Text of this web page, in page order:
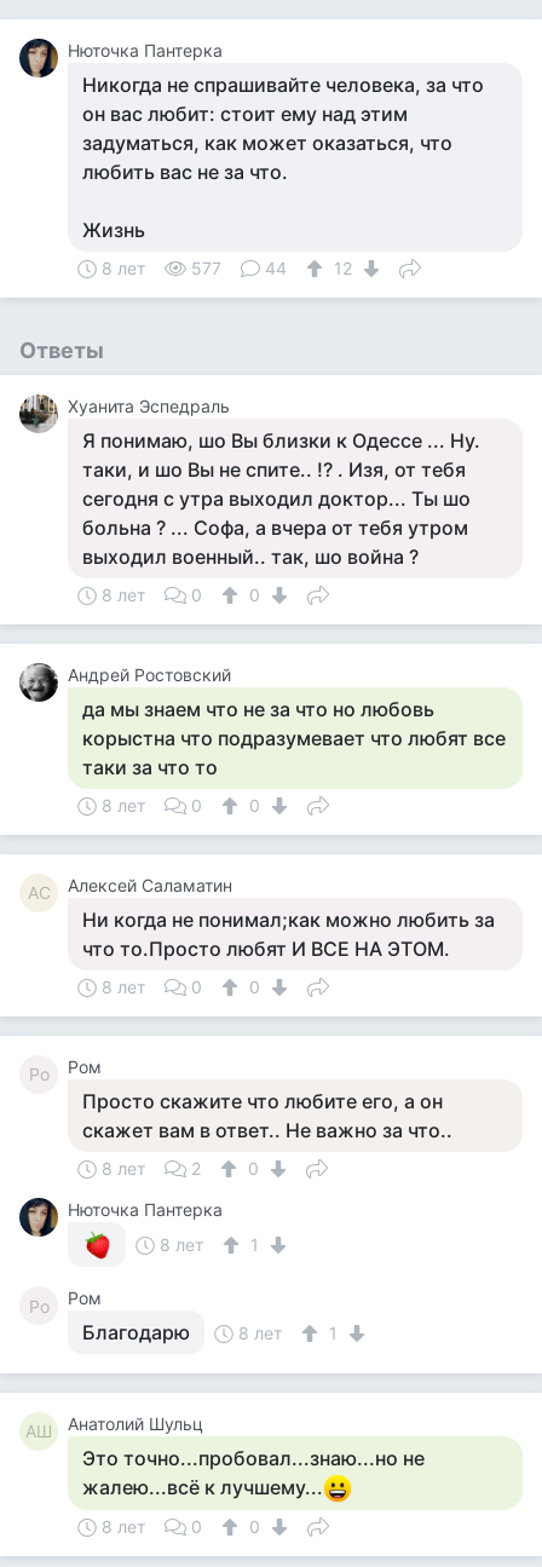
Нюточка Пантерка
Никогда не спрашивайте человека, за что
он вас любит: стоит ему над этим
задуматься, как может оказаться, что
любить вас не за что.
Жизнь
8 лет 577 44 12
Ответы
Хуанита Эспедраль
Я понимаю, шо Вы близки к Одессе ... Ну.
таки, и шо Вы не спите.. !? . Изя, от тебя
сегодня с утра выходил доктор... Ты шо
больна ? ... Софа, а вчера от тебя утром
выходил военный.. так, шо война ?
8 лет 0 0
Андрей Ростовский
да мы знаем что не за что но любовь
корыстна что подразумевает что любят все
таки за что то
8 лет 0 0
АС Алексей Саламатин
Ни когда не понимал;как можно любить за
что то.Просто любят И ВСЕ НА ЭТОМ.
8 лет 0 0
Ро Ром
Просто скажите что любите его, а он
скажет вам в ответ.. Не важно за что..
8 лет 2
0
Нюточка Пантерка
8 лет
1
Ро Ром
Благодарю 8 лет 1
АШ Анатолий Шульц
Это точно...пробовал...знаю...но не
жалею...всё к лучшему...
8 лет 0 0